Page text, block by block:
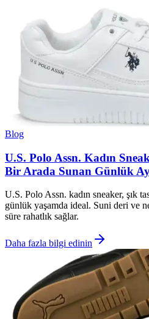
Blog
U.S. Polo Assn. Kadın
Bir Arada Sunan Günlük
U.S. Polo Assn. kadın sneaker, şık
günlük yaşamda ideal. Suni deri ve
süre rahatlık sağlar.
Daha fazla bilgi edinin